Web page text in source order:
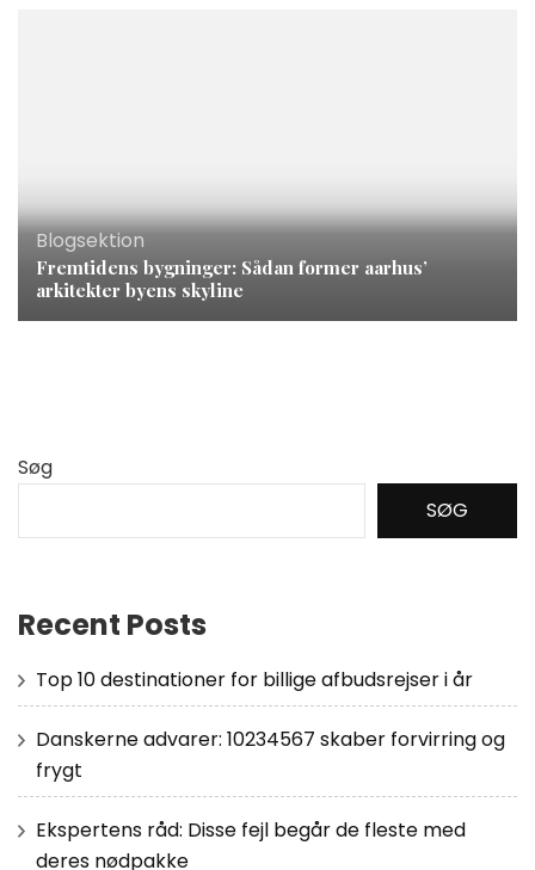
Blogsektion
Fremtidens bygninger: Sådan former aarhus’
arkitekter byens skyline
Søg
SØG
Recent Posts
Top 10 destinationer for billige afbudsrejser i år
Danskerne advarer: 10234567 skaber forvirring og
frygt
Ekspertens råd: Disse fejl begår de fleste med
deres nødpakke